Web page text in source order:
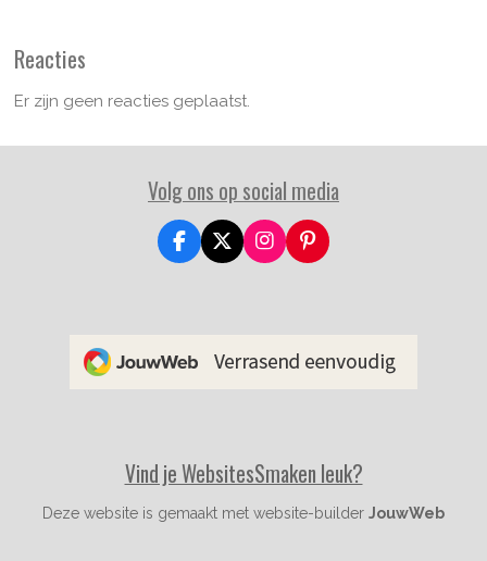
Reacties
Er zijn geen reacties geplaatst.
Volg ons op social media
F
a
o
X
I
n
r
P
i
e
Vind je WebsitesSmaken leuk?
Deze website is gemaakt met website-builder JouwWeb